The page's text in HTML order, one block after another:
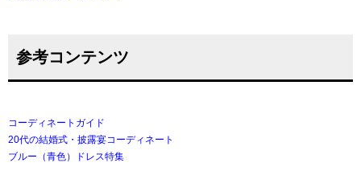
参考コンテンツ
コーディネートガイド
20代の結婚式・披露宴コーディネート
ブルー（青色）ドレス特集